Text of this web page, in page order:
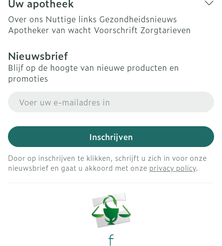
Uw apotheek
Over ons Nuttige links Gezondheidsnieuws
Apotheker van wacht Voorschrift Zorgtarieven
Nieuwsbrief
Blijf op de hoogte van nieuwe producten en
promoties
Inschrijven
Door op inschrijven te klikken, schrijft u zich in voor onze
nieuwsbrief en gaat u akkoord met onze privacy policy.